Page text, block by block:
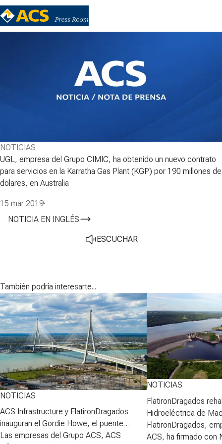
NOTICIAS
UGL, empresa del Grupo CIMIC, ha obtenido un nuevo contrato
para servicios en la Karratha Gas Plant (KGP) por 190 millones de
dolares, en Australia
15 mar 2019·
NOTICIA EN INGLÉS
ESCUCHAR
También podría interesarte...
NOTICIAS
ACS Infrastructure y FlatironDragados
inauguran el Gordie Howe, el puente
atirantado más largo de Norteamérica
Las empresas del Grupo ACS, ACS
NOTICIAS
FlatironDragados
Hidroeléctrica de
FlatironDragados,
ACS, ha firmado con